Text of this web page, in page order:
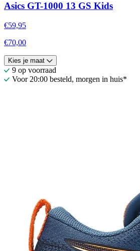
Asics GT-1000 13 GS Kids
€59,95
€70,00
Kies je maat
9 op voorraad
Voor 20:00 besteld, morgen in huis*